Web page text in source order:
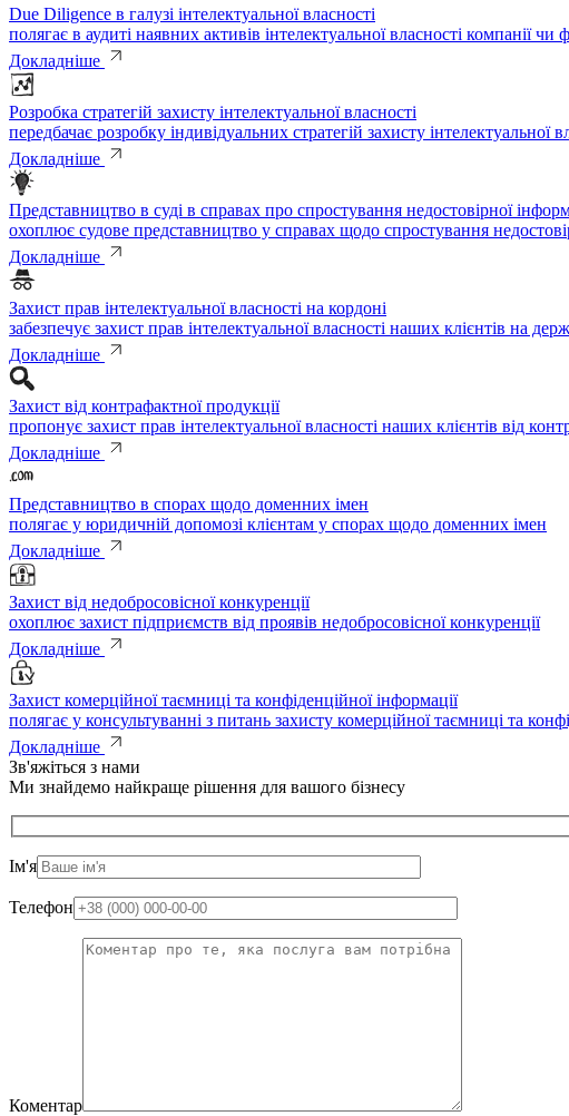
Due Diligence в галузі інтелектуальної власності
полягає в аудиті наявних активів інтелектуальної власності компанії чи
Докладніше
Розробка стратегій захисту інтелектуальної власності
передбачає розробку індивідуальних стратегій захисту інтелектуальної
Докладніше
Представництво в суді в справах про спростування недостовірної
охоплює судове представництво у справах щодо спростування
Докладніше
Захист прав інтелектуальної власності на кордоні
забезпечує захист прав інтелектуальної власності наших клієнтів на
Докладніше
Захист від контрафактної продукції
пропонує захист прав інтелектуальної власності наших клієнтів від
Докладніше
Представництво в спорах щодо доменних імен
полягає у юридичній допомозі клієнтам у спорах щодо доменних імен
Докладніше
Захист від недобросовісної конкуренції
охоплює захист підприємств від проявів недобросовісної конкуренції
Докладніше
Захист комерційної таємниці та конфіденційної інформації
полягає у консультуванні з питань захисту комерційної таємниці та
Докладніше
Зв'яжіться з нами
Ми знайдемо найкраще рішення для вашого бізнесу
Ім'я
Телефон
Коментар